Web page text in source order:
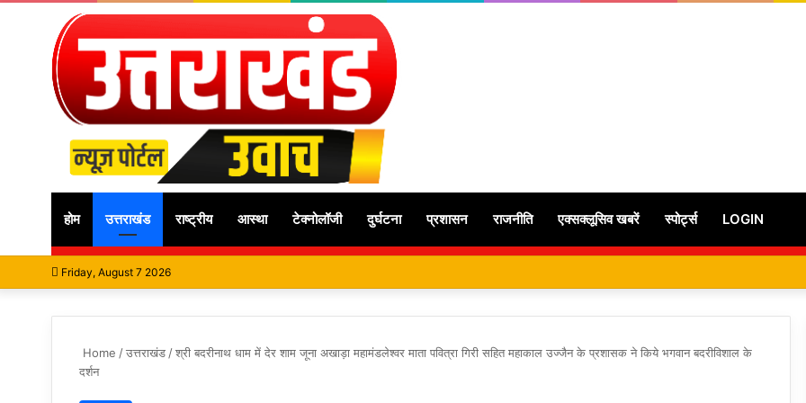
होम उत्तराखंड राष्ट्रीय आस्था टेक्नोलॉजी दुर्घटना प्रशासन राजनीति एक्सक्लूसिव खबरें स्पोर्ट्स LOGIN
Friday, August 7 2026
Home /उत्तराखंड /श्री बदरीनाथ धाम में देर शाम जूना अखाड़ा महामंडलेश्वर माता पवित्रा गिरी सहित महाकाल उज्जैन के प्रशासक ने किये भगवान बदरीविशाल के
दर्शन